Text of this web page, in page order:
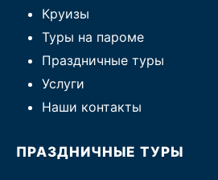
Круизы
Туры на пароме
Праздничные туры
Услуги
Наши контакты
ПРАЗДНИЧНЫЕ ТУРЫ